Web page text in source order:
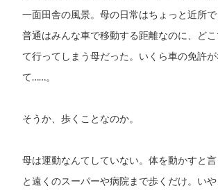
一面田舎の風景。母の日常はちょっと近所で
普通はみんな車で移動する距離なのに、ど
て行ってしまう母だった。いくら車の免許
て……。
そうか、歩くことなのか。
母は運動なんてしていない。体を動かすと
と遠くのスーパーや病院まで歩くだけ。い